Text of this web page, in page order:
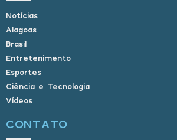
Notícias
Alagoas
Brasil
Entretenimento
Esportes
Ciência e Tecnologia
Vídeos
CONTATO